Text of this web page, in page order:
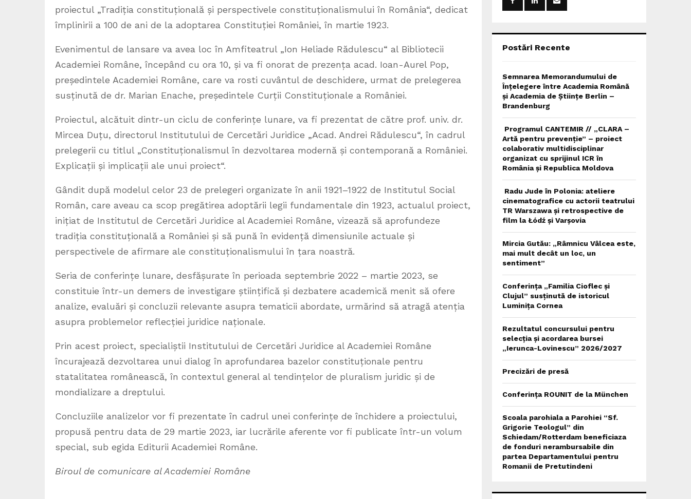
proiectul „Tradiția constituțională și perspectivele constituționalismului în România“, dedicat
împlinirii a 100 de ani de la adoptarea Constituției României, în martie 1923.
Evenimentul de lansare va avea loc în Amfiteatrul „Ion Heliade Rădulescu“ al Bibliotecii
Academiei Române, începând cu ora 10, și va fi onorat de prezența acad. Ioan-Aurel Pop,
președintele Academiei Române, care va rosti cuvântul de deschidere, urmat de prelegerea
susținută de dr. Marian Enache, președintele Curții Constituționale a României.
Proiectul, alcătuit dintr-un ciclu de conferințe lunare, va fi prezentat de către prof. univ. dr.
Mircea Duțu, directorul Institutului de Cercetări Juridice „Acad. Andrei Rădulescu“, în cadrul
prelegerii cu titlul „Constituționalismul în dezvoltarea modernă și contemporană a României.
Explicații și implicații ale unui proiect“.
Gândit după modelul celor 23 de prelegeri organizate în anii 1921–1922 de Institutul Social
Român, care aveau ca scop pregătirea adoptării legii fundamentale din 1923, actualul proiect,
inițiat de Institutul de Cercetări Juridice al Academiei Române, vizează să aprofundeze
tradiția constituțională a României și să pună în evidență dimensiunile actuale și
perspectivele de afirmare ale constituționalismului în țara noastră.
Seria de conferințe lunare, desfășurate în perioada septembrie 2022 – martie 2023, se
constituie într-un demers de investigare științifică și dezbatere academică menit să ofere
analize, evaluări și concluzii relevante asupra tematicii abordate, urmărind să atragă atenția
asupra problemelor reflecției juridice naționale.
Prin acest proiect, specialiștii Institutului de Cercetări Juridice al Academiei Române
încurajează dezvoltarea unui dialog în aprofundarea bazelor constituționale pentru
statalitatea românească, în contextul general al tendințelor de pluralism juridic și de
mondializare a dreptului.
Concluziile analizelor vor fi prezentate în cadrul unei conferințe de închidere a proiectului,
propusă pentru data de 29 martie 2023, iar lucrările aferente vor fi publicate într-un volum
special, sub egida Editurii Academiei Române.
Biroul de comunicare al Academiei Române
:
Postări Recente
Semnarea Memorandumului de
Înțelegere între Academia Română
și Academia de Științe Berlin –
Brandenburg
Programul CANTEMIR // „CLARA –
Artă pentru prevenție” – proiect
colaborativ multidisciplinar
organizat cu sprijinul ICR în
România și Republica Moldova
Radu Jude în Polonia: ateliere
cinematografice cu actorii teatrului
TR Warszawa și retrospective de
film la Łódź și Varșovia
Mircia Gutău: „Râmnicu Vâlcea este,
mai mult decât un loc, un
sentiment”
Conferința „Familia Cioflec și
Clujul” susținută de istoricul
Luminița Cornea
Rezultatul concursului pentru
selecția și acordarea bursei
„Ierunca-Lovinescu” 2026/2027
Precizări de presă
Conferința ROUNIT de la München
Scoala parohiala a Parohiei “Sf.
Grigorie Teologul” din
Schiedam/Rotterdam beneficiaza
de fonduri nerambursabile din
partea Departamentului pentru
Romanii de Pretutindeni